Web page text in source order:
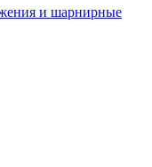
и шарнирные